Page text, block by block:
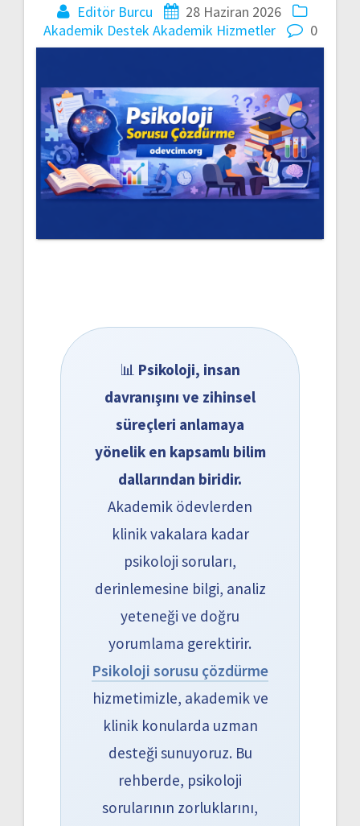
Editör Burcu
28 Haziran 2026
Akademik DestekAkademik Hizmetler 0
📊 Psikoloji, insan
davranışını ve zihinsel
süreçleri anlamaya
yönelik en kapsamlı bilim
dallarından biridir.
Akademik ödevlerden
klinik vakalara kadar
psikoloji soruları,
derinlemesine bilgi, analiz
yeteneği ve doğru
yorumlama gerektirir.
Psikoloji sorusu çözdürme
hizmetimizle, akademik ve
klinik konularda uzman
desteği sunuyoruz. Bu
rehberde, psikoloji
sorularının zorluklarını,